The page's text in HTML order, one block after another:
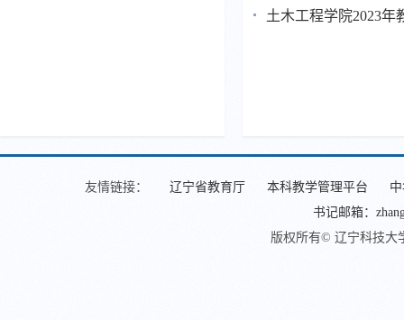
土木工程学院2023年
友情链接： 辽宁省教育厅 本科教学管理平台
书记邮箱：
版权所有© 辽宁科技大